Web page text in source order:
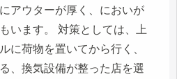
アウターが厚く、においが
います。 対策としては、上
に荷物を置いてから行く、
、換気設備が整った店を選